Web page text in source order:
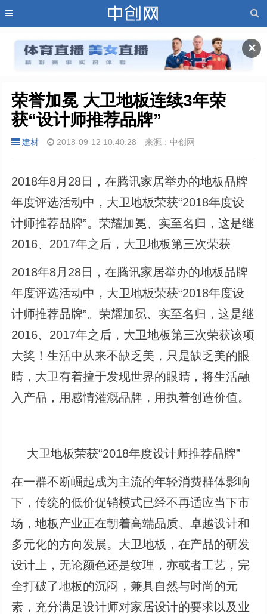
✕
荣誉加冕 大卫地板连续3年荣
获“设计师推荐品牌”
建材 2018-09-12 10:40:28 来源：中创网
2018年8月28日，在腾讯家居举办的地板品牌
年度评选活动中，大卫地板荣获“2018年度设
计师推荐品牌”。荣耀加冕、实至名归，这是继
2016、2017年之后，大卫地板第三次荣获
2018年8月28日，在腾讯家居举办的地板品牌
年度评选活动中，大卫地板荣获“2018年度设
计师推荐品牌”。荣耀加冕、实至名归，这是继
2016、2017年之后，大卫地板第三次荣获该项
大奖！生活中从来不缺乏美，只是缺乏美的眼
睛，大卫有着擅于发现世界的眼睛，将生活融
入产品，用感情灌溉品牌，用执着创造价值。
大卫地板荣获“2018年度设计师推荐品牌”
在一群不断崛起成为主流的年轻消费群体影响
下，传统的低价促销模式已经不再适应当下市
场，地板产业正在朝着高端品质、卓越设计和
多元化的方向发展。大卫地板，在产品的研发
设计上，无论颜色还是纹理，亦或者工艺，完
全打破了地板的沉闷，兼具自然与时尚的元
素，充分满足设计师对家居设计的要求以及业